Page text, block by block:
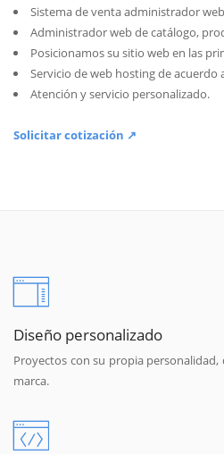
Sistema de venta administrador
Administrador web de catálogo,
Posicionamos su sitio web en las
Servicio de web hosting de acuerdo
Atención y servicio personalizado.
Solicitar cotización ↗
Diseño personalizado
Proyectos con su propia
marca.